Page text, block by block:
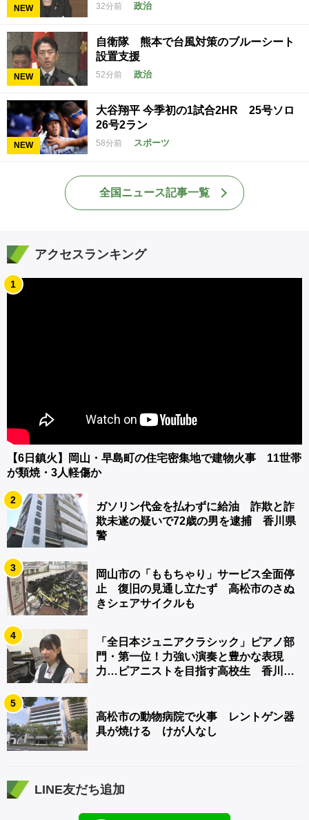
NEW 32分前 政治
NEW
自衛隊 熊本で台風対策のブルーシート
設置支援
52分前 政治
NEW
大谷翔平 今季初の1試合2HR 25号ソロ
26号2ラン
58分前 スポーツ
全国ニュース記事一覧
アクセスランキング
1
【6日鎮火】岡山・早島町の住宅密集地で建物火事 11世帯
が類焼・3人軽傷か
2
ガソリン代金を払わずに給油 詐欺と詐
欺未遂の疑いで72歳の男を逮捕 香川県
警
3
岡山市の「ももちゃり」サービス全面停
止 復旧の見通し立たず 高松市のさぬ
きシェアサイクルも
4
「全日本ジュニアクラシック」ピアノ部
門・第一位！力強い演奏と豊かな表現
力…ピアニストを目指す高校生 香川
5
高松市の動物病院で火事 レントゲン器
具が焼ける けが人なし
LINE友だち追加